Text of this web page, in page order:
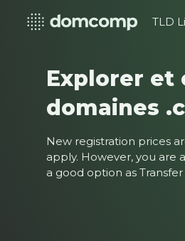
TLD
Explorer et
domaines
New registration prices
apply. However, you are
a good option as